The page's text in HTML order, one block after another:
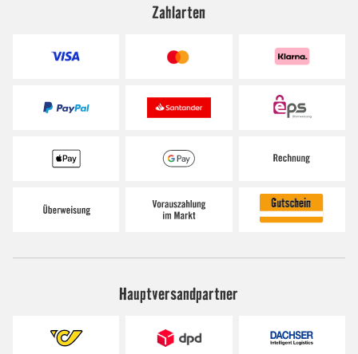
Zahlarten
Hauptversandpartner